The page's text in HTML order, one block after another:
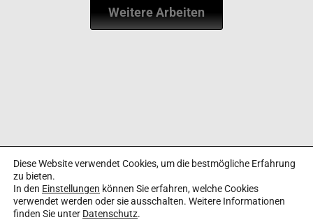
Weitere Arbeiten
←Vorheriger Beitrag Nächster Beitrag→
Thomas Panhorst, Kommunikationsdesign
Diese Website verwendet Cookies, um die bestmögliche Erfahrung
zu bieten.
In den Einstellungen können Sie erfahren, welche Cookies
verwendet werden oder sie ausschalten. Weitere Informationen
finden Sie unter Datenschutz.